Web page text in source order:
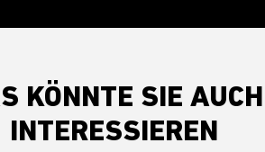
KÖNNTE SIE AUCH
INTERESSIEREN